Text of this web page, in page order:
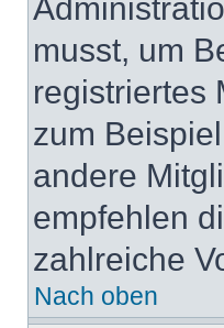
musst, um
registriertes
zum
andere
empfehlen
zahlreiche
Nach oben